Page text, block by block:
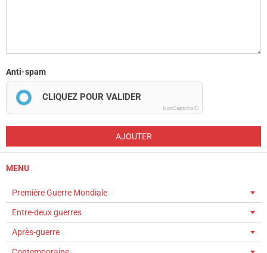
Anti-spam
CLIQUEZ POUR VALIDER
IconCaptcha ©
AJOUTER
MENU
Première Guerre Mondiale
Entre-deux guerres
Après-guerre